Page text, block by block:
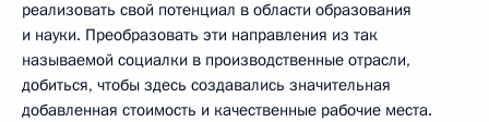
реализовать свой потенциал в области образования
и науки. Преобразовать эти направления из так
называемой социалки в производственные отрасли,
добиться, чтобы здесь создавались значительная
добавленная стоимость и качественные рабочие места.